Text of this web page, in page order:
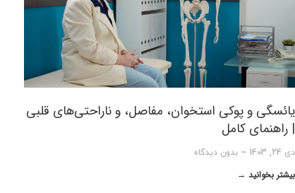
یائسگی و پوکی استخوان، مفاصل، و ناراحتی‌های قلبی
| راهنمای کامل
دی 24, 1403 بدون دیدگاه
بیشتر بخوانید →